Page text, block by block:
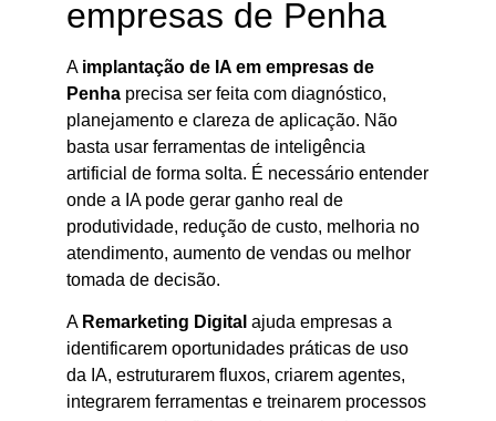
empresas de Penha
A implantação de IA em empresas de
Penha precisa ser feita com diagnóstico,
planejamento e clareza de aplicação. Não
basta usar ferramentas de inteligência
artificial de forma solta. É necessário entender
onde a IA pode gerar ganho real de
produtividade, redução de custo, melhoria no
atendimento, aumento de vendas ou melhor
tomada de decisão.
A Remarketing Digital ajuda empresas a
identificarem oportunidades práticas de uso
da IA, estruturarem fluxos, criarem agentes,
integrarem ferramentas e treinarem processos